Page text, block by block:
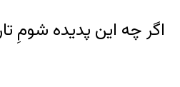
اگر چه این پدیده شومِ